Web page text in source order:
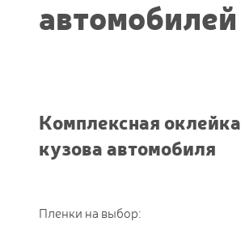
Комплексная оклейка
кузова автомобиля
Пленки на выбор: